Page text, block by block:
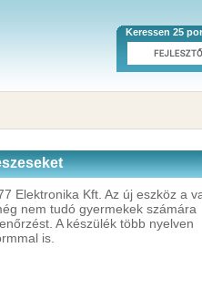
Keressen 25
Elektronika Kft. Az új eszköz a
nem tudó gyermekek számára
A készülék több nyelven
is.